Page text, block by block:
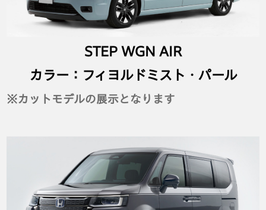
STEP WGN AIR
カラー：フィヨルドミスト・パール
※カットモデルの展示となります